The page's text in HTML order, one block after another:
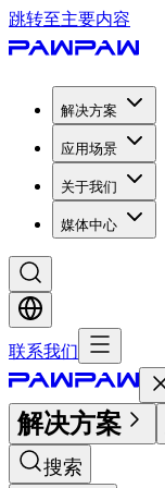
跳转至主要内容
解决方案
应用场景
关于我们
媒体中心
联系我们
解决方案
搜索